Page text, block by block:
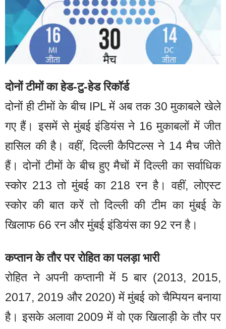
दोनों टीमों का हेड-टु-हेड रिकॉर्ड
दोनों ही टीमों के बीच IPL में अब तक 30 मुकाबले खेले
गए हैं। इसमें से मुंबई इंडियंस ने 16 मुकाबलों में जीत
हासिल की है। वहीं, दिल्ली कैपिटल्स ने 14 मैच जीते
हैं। दोनों टीमों के बीच हुए मैचों में दिल्ली का सर्वाधिक
स्कोर 213 तो मुंबई का 218 रन है। वहीं, लोएस्ट
स्कोर की बात करें तो दिल्ली की टीम का मुंबई के
खिलाफ 66 रन और मुंबई इंडियंस का 92 रन है।
कप्तान के तौर पर रोहित का पलड़ा भारी
रोहित ने अपनी कप्तानी में 5 बार (2013, 2015,
2017, 2019 और 2020) में मुंबई को चैम्पियन बनाया
है। इसके अलावा 2009 में वो एक खिलाड़ी के तौर पर